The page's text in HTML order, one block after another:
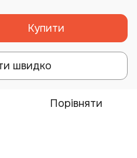
Купити
швидко
Порівняти